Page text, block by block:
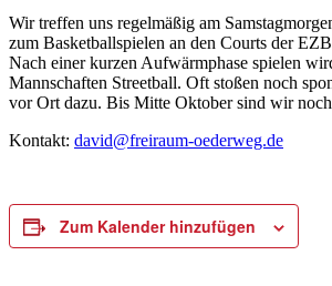
Wir treffen uns regelmäßig am
zum Basketballspielen an den Courts der
Nach einer kurzen Aufwärmphase spielen
Mannschaften Streetball. Oft stoßen noch
vor Ort dazu. Bis Mitte Oktober sind wir
Kontakt: david@freiraum-oederweg.de
Zum Kalender hinzufügen